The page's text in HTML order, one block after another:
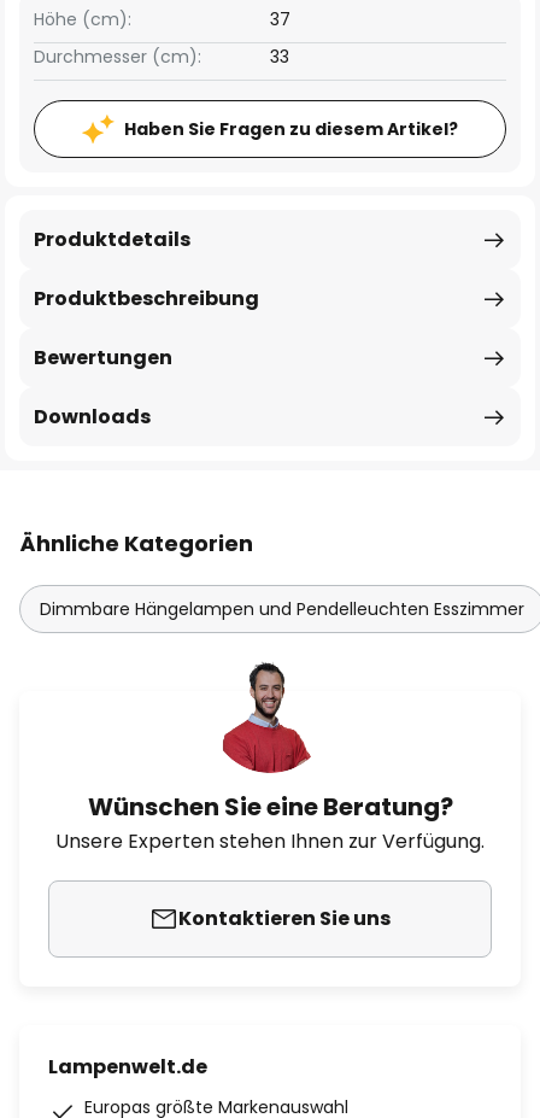
Höhe (cm):
37
Durchmesser (cm):
33
Haben Sie Fragen zu diesem Artikel?
Produktbeschreibung
Produktdetails
Bewertungen
Downloads
Ähnliche Kategorien
Dimmbare Hängelampen und Pendelleuchten Esszimmer
Wünschen Sie eine Beratung?
Unsere Experten stehen Ihnen zur Verfügung.
Kontaktieren Sie uns
Lampenwelt.de
Europas größte Markenauswahl